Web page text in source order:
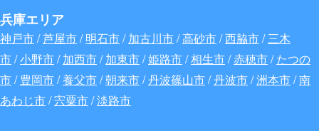
兵庫エリア
神戸市/芦屋市/明石市/加古川市/高砂市/西脇市/三木
市/小野市/加西市/加東市/姫路市/相生市/赤穂市/たつの
市/豊岡市/養父市/朝来市/丹波篠山市/丹波市/洲本市/南
あわじ市/宍粟市/淡路市